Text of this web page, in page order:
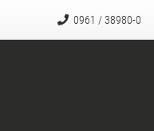
0961 / 38980-0